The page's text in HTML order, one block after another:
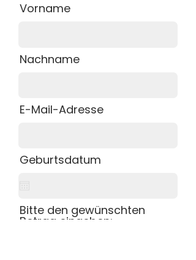
Vorname
Nachname
E-Mail-Adresse
Geburtsdatum
Bitte den gewünschten
Betrag eingeben: